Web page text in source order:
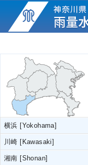
横浜 [Yokohama]
川崎 [Kawasaki]
湘南 [Shonan]